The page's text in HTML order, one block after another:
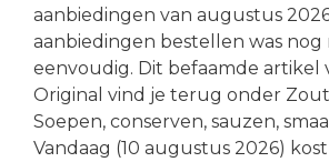
aanbiedingen van augustus
aanbiedingen bestellen was nog
eenvoudig. Dit befaamde artikel
Original vind je terug onder
Soepen, conserven, sauzen,
Vandaag (10 augustus 2026)